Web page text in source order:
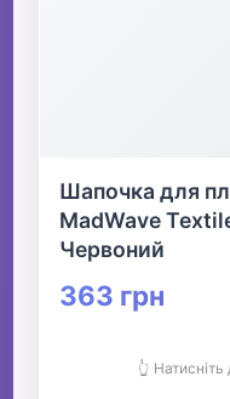
Шапочка для
MadWave
Червоний
363 грн
👆